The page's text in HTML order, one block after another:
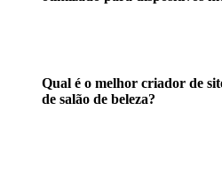
Qual é o melhor criador de
de salão de beleza?